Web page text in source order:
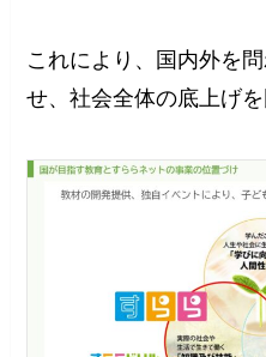
これにより、国内外を
せ、社会全体の底上げを